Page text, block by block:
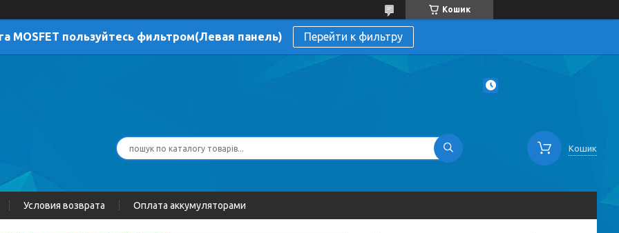
Кошик
MOSFET пользуйтесь фильтром(Левая панель) Перейти к фильтру
Кошик
Условия возврата Оплата аккумуляторами